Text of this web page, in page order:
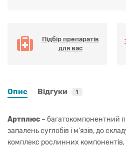
Підбір препаратів
для вас
Опис Відгуки 1
Артплюс – багатокомпонентний
запалень суглобів і м'язів, до
комплекс рослинних